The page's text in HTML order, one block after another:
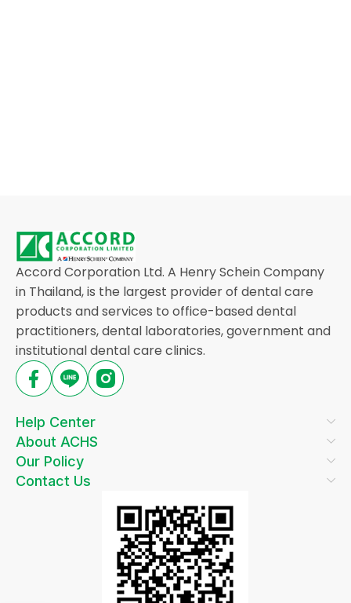
Accord Corporation Ltd. A Henry Schein Company
in Thailand, is the largest provider of dental care
products and services to office-based dental
practitioners, dental laboratories, government and
institutional dental care clinics.
Help Center
About ACHS
Our Policy
Contact Us